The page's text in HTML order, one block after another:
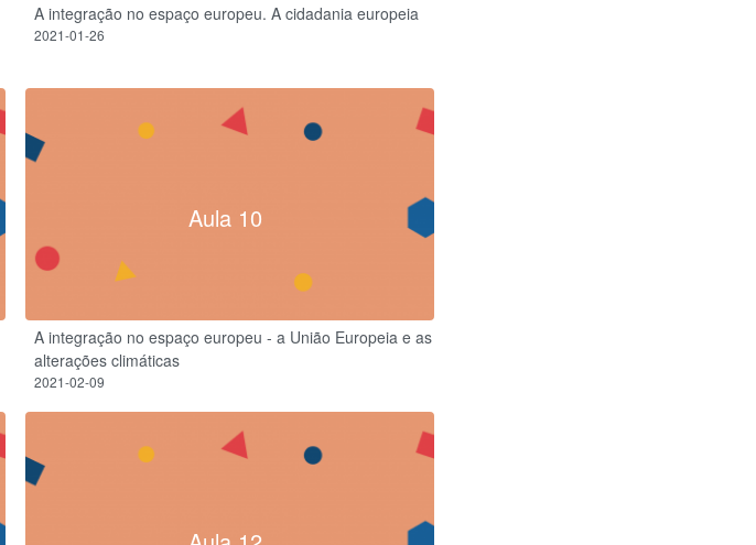
A integração no espaço europeu. A cidadania europeia
2021-01-26
Aula 10
A integração no espaço europeu - a União Europeia e as
alterações climáticas
2021-02-09